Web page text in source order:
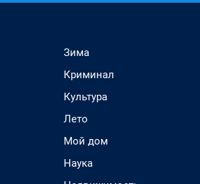
Зима
Криминал
Культура
Лето
Мой дом
Наука